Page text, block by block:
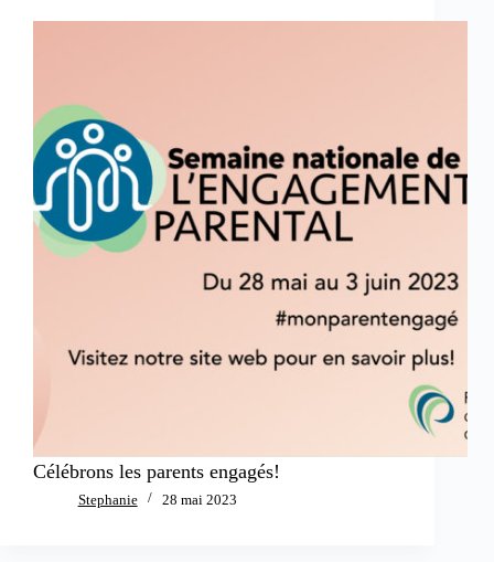
Célébrons les parents engagés!
Stephanie 28 mai 2023